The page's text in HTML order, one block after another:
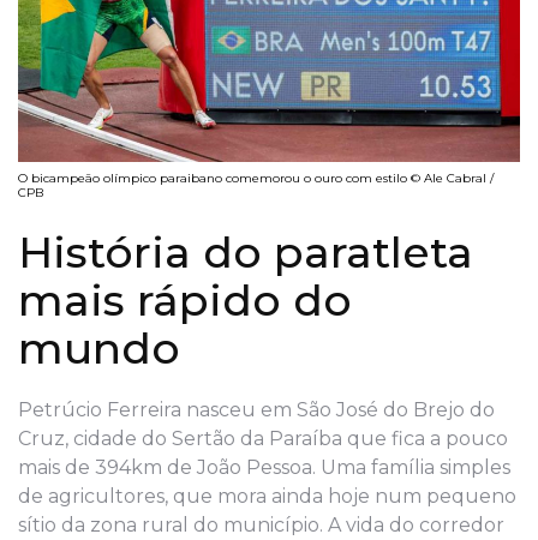
O bicampeão olímpico paraibano comemorou o ouro com estilo © Ale Cabral /
CPB
História do paratleta
mais rápido do
mundo
Petrúcio Ferreira nasceu em São José do Brejo do
Cruz, cidade do Sertão da Paraíba que fica a pouco
mais de 394km de João Pessoa. Uma família simples
de agricultores, que mora ainda hoje num pequeno
sítio da zona rural do município. A vida do corredor